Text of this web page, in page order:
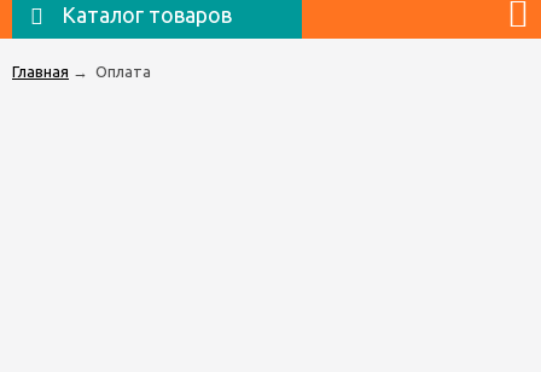
Каталог товаров
Главная → Оплата